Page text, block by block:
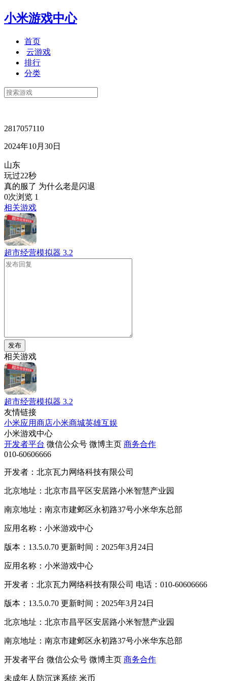
小米游戏中心
首页
云游戏
排行
分类
2817057110
2024年10月30日
山东
玩过22秒
真的服了 为什么老是闪退
0次浏览 1
相关游戏
超市经营模拟器 3.2
发布
相关游戏
超市经营模拟器 3.2
友情链接
小米应用商店小米商城英雄互娱
小米游戏中心
开发者平台 微信公众号 微博主页 商务合作
010-60606666
开发者：北京瓦力网络科技有限公司
北京地址：北京市昌平区安居路小米智慧产业园
南京地址：南京市建邺区永初路37号小米华东总部
应用名称：小米游戏中心
版本：13.5.0.70 更新时间：2025年3月24日
应用名称：小米游戏中心
开发者：北京瓦力网络科技有限公司 电话：010-60606666
版本：13.5.0.70 更新时间：2025年3月24日
北京地址：北京市昌平区安居路小米智慧产业园
南京地址：南京市建邺区永初路37号小米华东总部
开发者平台 微信公众号 微博主页 商务合作
未成年人防沉迷系统 米币